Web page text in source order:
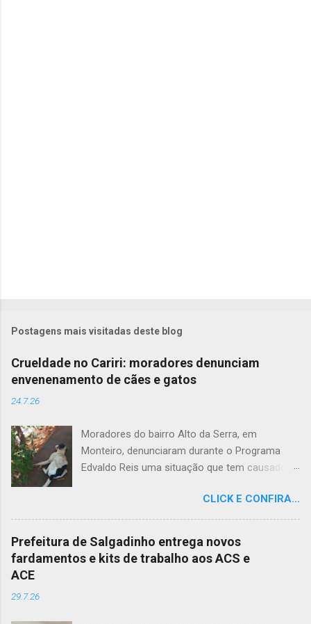
Postagens mais visitadas deste blog
Crueldade no Cariri: moradores denunciam
envenenamento de cães e gatos
24.7.26
Moradores do bairro Alto da Serra, em
Monteiro, denunciaram durante o Programa
Edvaldo Reis uma situação que tem causado
e gatos estariam sendo envenenados na
comunidade, provocando mortes marcadas
por intenso sofrimento dos animais. De acordo
com uma moradora, os casos vêm se
CLICK E CONFIRA...
Prefeitura de Salgadinho entrega novos
fardamentos e kits de trabalho aos ACS e
ACE
29.7.26